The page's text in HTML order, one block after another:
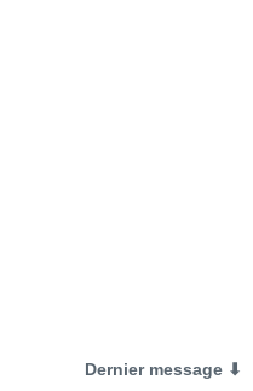
Dernier message ⬇